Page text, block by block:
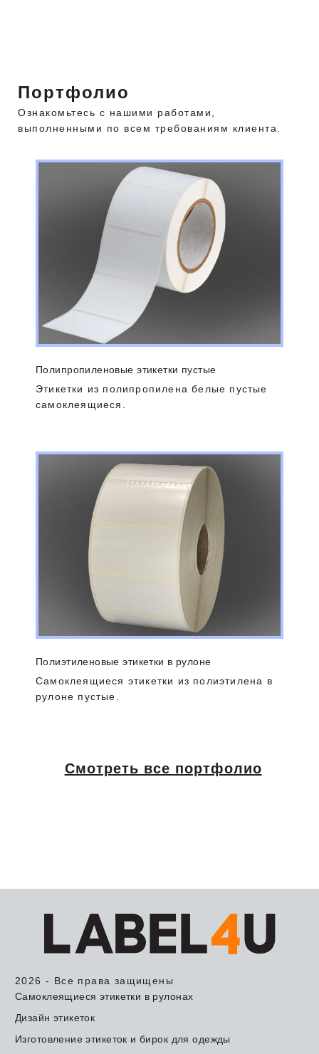
Портфолио
Ознакомьтесь с нашими работами,
выполненными по всем требованиям клиента.
Полипропиленовые этикетки пустые
Этикетки из полипропилена белые пустые
самоклеящиеся.
Полиэтиленовые этикетки в рулоне
Самоклеящиеся этикетки из полиэтилена в
рулоне пустые.
Смотреть все портфолио
2026 - Все права защищены
Самоклеящиеся этикетки в рулонах
Дизайн этикеток
Изготовление этикеток и бирок для одежды